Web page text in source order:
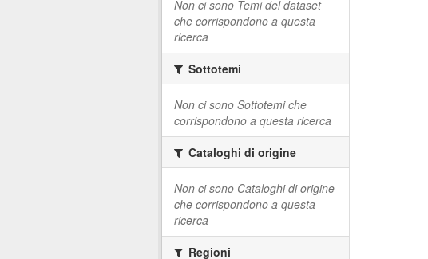
Non ci sono Temi del dataset
che corrispondono a questa
ricerca
Sottotemi
Non ci sono Sottotemi che
corrispondono a questa ricerca
Cataloghi di origine
Non ci sono Cataloghi di origine
che corrispondono a questa
ricerca
Regioni